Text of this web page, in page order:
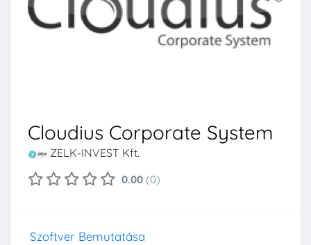
Cloudius Corporate System
ZELK-INVEST Kft.
0.00 (0)
Szoftver Bemutatása